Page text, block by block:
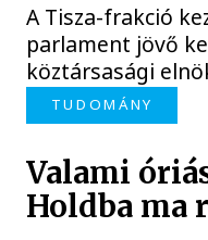
A Tisza-frakció
parlament jövő
köztársasági
TUDOMÁNY
Valami
Holdba ma